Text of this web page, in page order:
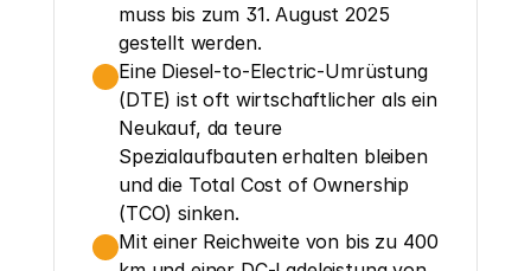
muss bis zum 31. August 2025
gestellt werden.
Eine Diesel-to-Electric-Umrüstung
(DTE) ist oft wirtschaftlicher als ein
Neukauf, da teure
Spezialaufbauten erhalten bleiben
und die Total Cost of Ownership
(TCO) sinken.
Mit einer Reichweite von bis zu 400